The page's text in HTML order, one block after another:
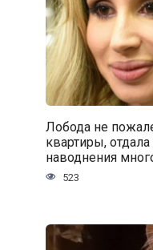
Лобода не
квартиры,
наводнения
523